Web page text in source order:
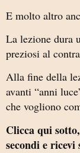
E molto altro
La lezione dura
preziosi al
Alla fine della
avanti “anni
che vogliono
Clicca qui
secondi e